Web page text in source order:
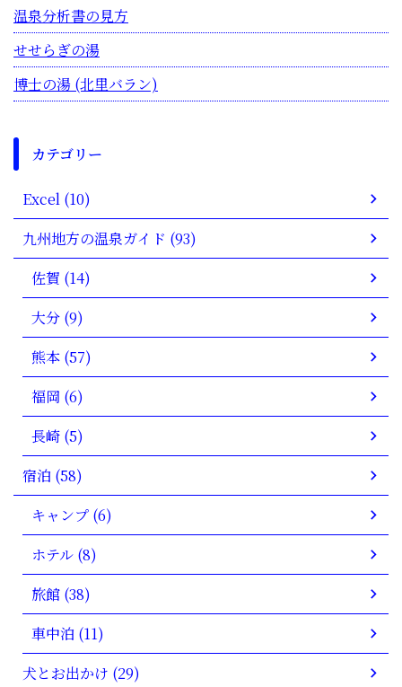
温泉分析書の見方
せせらぎの湯
博士の湯 (北里バラン)
カテゴリー
Excel (10)
九州地方の温泉ガイド (93)
佐賀 (14)
大分 (9)
熊本 (57)
福岡 (6)
長崎 (5)
宿泊 (58)
キャンプ (6)
ホテル (8)
旅館 (38)
車中泊 (11)
犬とお出かけ (29)